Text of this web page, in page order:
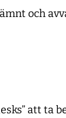
och
att ta